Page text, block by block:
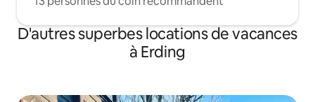
D'autres superbes locations de vacances
à Erding